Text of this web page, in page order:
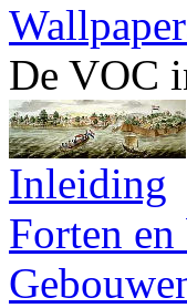
De VOC
Inleiding
Forten